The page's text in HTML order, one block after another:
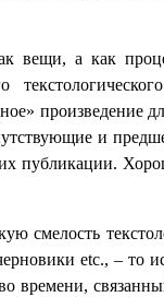
вещи, а как
произведение
и
их публикации.
смелость
etc., – то